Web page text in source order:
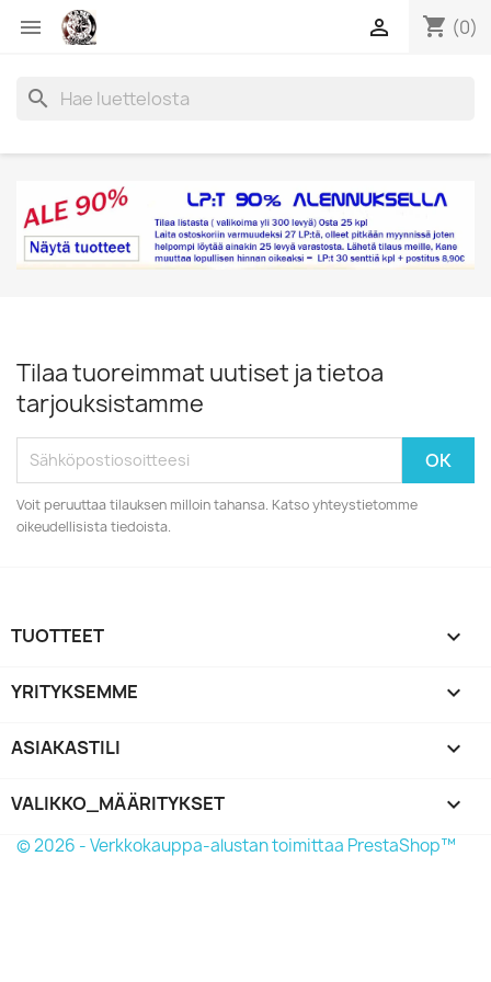
 shopping_cart (0)

search
Tilaa tuoreimmat uutiset ja tietoa
tarjouksistamme
Voit peruuttaa tilauksen milloin tahansa. Katso yhteystietomme
oikeudellisista tiedoista.
TUOTTEET 
YRITYKSEMME 
ASIAKASTILI 
VALIKKO_MÄÄRITYKSET keyboard_arrow_down
© 2026 - Verkkokauppa-alustan toimittaa PrestaShop™